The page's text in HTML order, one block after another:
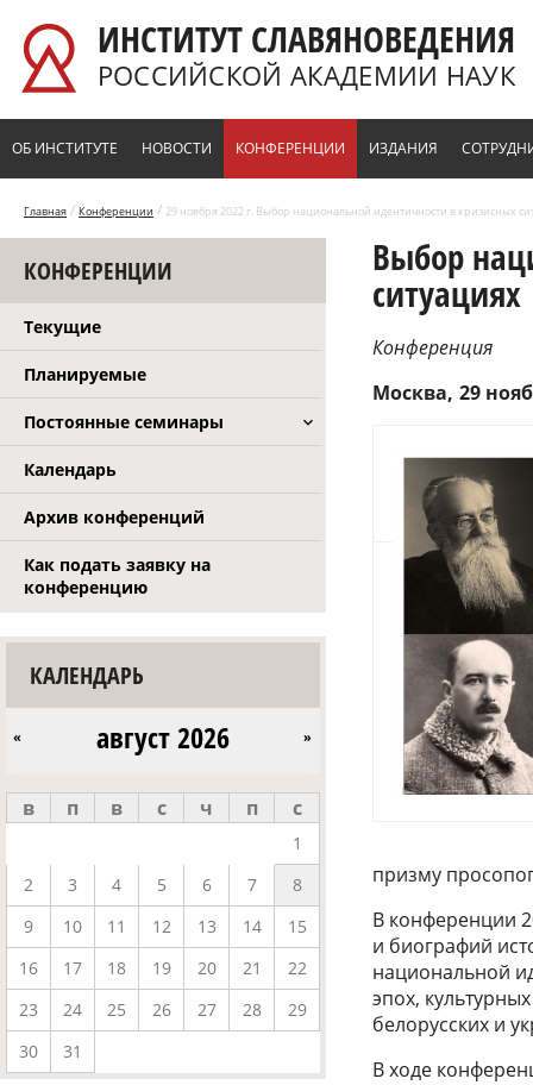
ИНСТИТУТ СЛАВЯНОВЕДЕНИЯ
РОССИЙСКОЙ АКАДЕМИИ НАУК
ОБ ИНСТИТУТЕ НОВОСТИ КОНФЕРЕНЦИИ ИЗДАНИЯ
Главная / Конференции / 29 ноября 2022 г. Выбор национальной идентичности в кризисных
КОНФЕРЕНЦИИ
Текущие
Планируемые
Постоянные семинары
Календарь
Архив конференций
Как подать заявку на
конференцию
КАЛЕНДАРЬ
август 2026
« »
в п в с ч п с
1
2
3 4 5 6 7
8
9
10 11 12 13 14
15
16
17 18 19 20 21
22
23
24 25 26 27 28
29
30
31
Выбор
ситуациях
Конференция
Москва 29
призму
В конференции
и биографий
национальной
эпох,
белорусских и
В ходе